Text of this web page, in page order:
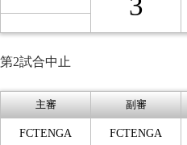
3
第2試合中止
主審 副審
FCTENGA FCTENGA